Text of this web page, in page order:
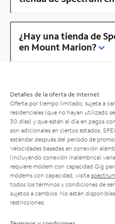
¿Hay una tienda de
en Mount Marion?
Detalles de la oferta de Internet
Oferta por tiempo limitado; sujeta a
residenciales (que no hayan utilizado
30 días) y que estén al día en pagos
son adicionales en ciertos estados.
estándar después del período de
Velocidades basadas en conexión
(incluyendo conexión inalámbrica)
requiere módem con capacidad Gig
módems con capacidad, visita
todos los términos y condiciones de
sujetos a cambios. No están
restricciones.